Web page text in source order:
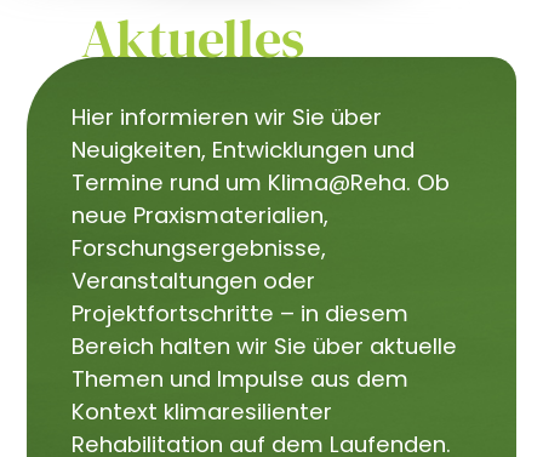
Aktuelles
Hier informieren wir Sie über
Neuigkeiten, Entwicklungen und
Termine rund um Klima@Reha. Ob
neue Praxismaterialien,
Forschungsergebnisse,
Veranstaltungen oder
Projektfortschritte – in diesem
Bereich halten wir Sie über aktuelle
Themen und Impulse aus dem
Kontext klimaresilienter
Rehabilitation auf dem Laufenden.